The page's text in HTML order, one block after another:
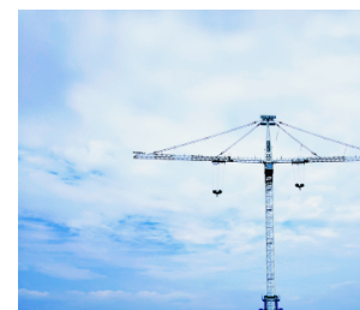
અને એન્ગેજમેન્ટ માટે તેમની રણનીતિ જાણો.